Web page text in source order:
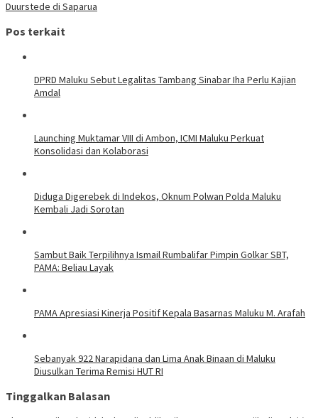
Duurstede di Saparua
Pos terkait
DPRD Maluku Sebut Legalitas Tambang Sinabar Iha Perlu Kajian
Amdal
Launching Muktamar VIII di Ambon, ICMI Maluku Perkuat
Konsolidasi dan Kolaborasi
Diduga Digerebek di Indekos, Oknum Polwan Polda Maluku
Kembali Jadi Sorotan
Sambut Baik Terpilihnya Ismail Rumbalifar Pimpin Golkar SBT,
PAMA: Beliau Layak
PAMA Apresiasi Kinerja Positif Kepala Basarnas Maluku M. Arafah
Sebanyak 922 Narapidana dan Lima Anak Binaan di Maluku
Diusulkan Terima Remisi HUT RI
Tinggalkan Balasan